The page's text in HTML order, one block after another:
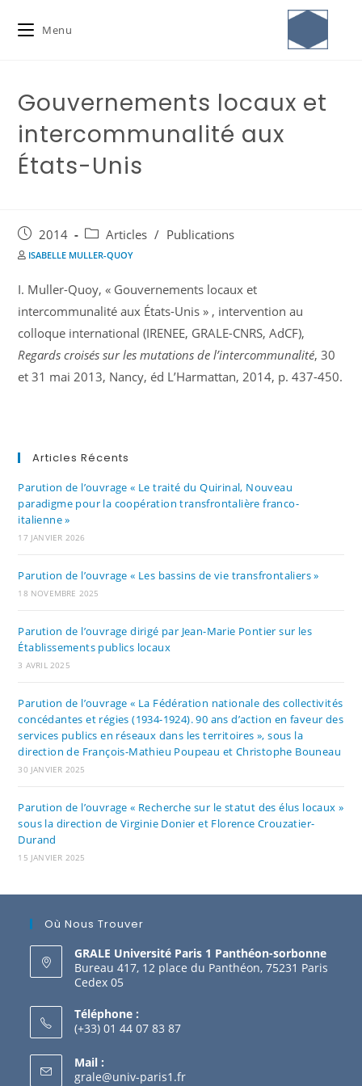
Menu
Gouvernements locaux et
intercommunalité aux
États-Unis
2014 Articles / Publications
ISABELLE MULLER-QUOY
I. Muller-Quoy, « Gouvernements locaux et
intercommunalité aux États-Unis » , intervention au
colloque international (IRENEE, GRALE-CNRS, AdCF),
Regards croisés sur les mutations de l’intercommunalité, 30
et 31 mai 2013, Nancy, éd L’Harmattan, 2014, p. 437-450.
Articles Récents
Parution de l’ouvrage « Le traité du Quirinal, Nouveau
paradigme pour la coopération transfrontalière franco-
italienne »
17 JANVIER 2026
Parution de l’ouvrage « Les bassins de vie transfrontaliers »
18 NOVEMBRE 2025
Parution de l’ouvrage dirigé par Jean-Marie Pontier sur les
Établissements publics locaux
3 AVRIL 2025
Parution de l’ouvrage « La Fédération nationale des collectivités
concédantes et régies (1934-1924). 90 ans d’action en faveur des
services publics en réseaux dans les territoires », sous la
direction de François-Mathieu Poupeau et Christophe Bouneau
30 JANVIER 2025
Parution de l’ouvrage « Recherche sur le statut des élus locaux »
sous la direction de Virginie Donier et Florence Crouzatier-
Durand
15 JANVIER 2025
Où Nous Trouver
GRALE Université Paris 1 Panthéon-sorbonne
Bureau 417, 12 place du Panthéon, 75231 Paris
Cedex 05
Téléphone :
(+33) 01 44 07 83 87
Mail :
grale@univ-paris1.fr